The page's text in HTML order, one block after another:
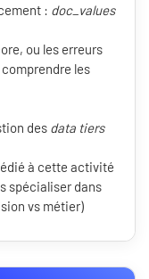
: doc_values
ou les erreurs
les
des data tiers
à cette activité
spécialiser dans
vs métier)